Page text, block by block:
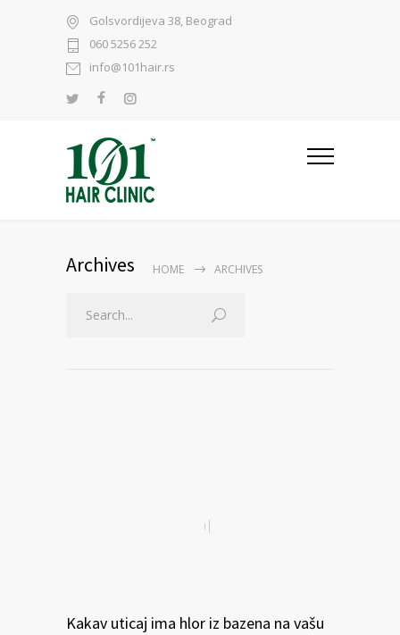
Golsvordijeva 38, Beograd
060 5256 252
info@101hair.rs
Archives HOME ARCHIVES
Kakav uticaj ima hlor iz bazena na vašu